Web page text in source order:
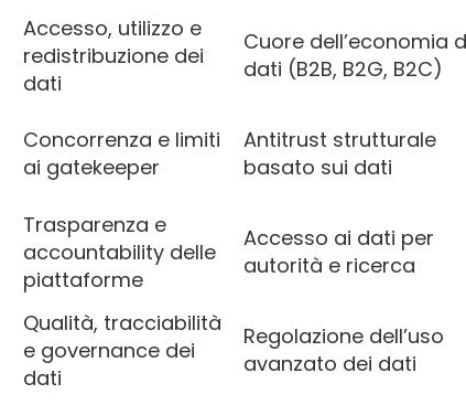
Accesso, utilizzo e
redistribuzione dei
dati
Cuore dell’economia
dati (B2B, B2G, B2C)
Concorrenza e limiti
ai gatekeeper
Antitrust strutturale
basato sui dati
Trasparenza e
accountability delle
piattaforme
Accesso ai dati per
autorità e ricerca
Qualità, tracciabilità
e governance dei
dati
Regolazione dell’uso
avanzato dei dati